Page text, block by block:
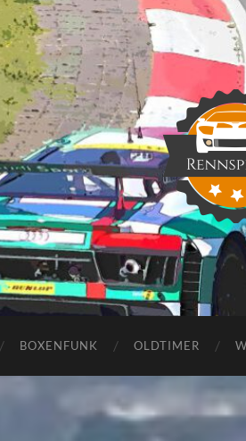
BOXENFUNK OLDTIMER